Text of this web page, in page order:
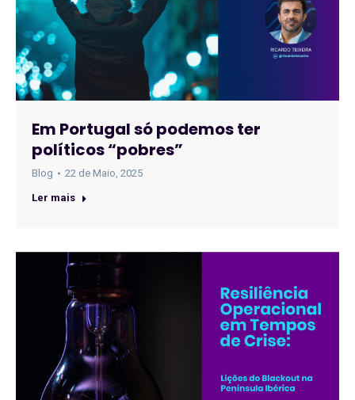
Em Portugal só podemos ter
políticos “pobres”
Blog 22 de Maio, 2025
Ler mais